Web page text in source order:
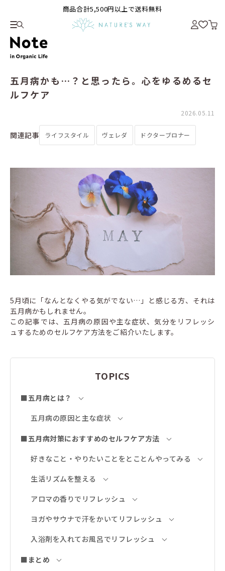
商品合計5,500円以上で送料無料
五月病かも…？と思ったら。心をゆるめるセ
ルフケア
2026.05.11
関連記事 ライフスタイル ヴェレダ ドクターブロナー
5月頃に「なんとなくやる気がでない…」と感じる方、それは
五月病かもしれません。
この記事では、五月病の原因や主な症状、気分をリフレッシ
ュするためのセルフケア方法をご紹介いたします。
TOPICS
■五月病とは？
五月病の原因と主な症状
■五月病対策におすすめのセルフケア方法
好きなこと・やりたいことをとことんやってみる
生活リズムを整える
アロマの香りでリフレッシュ
ヨガやサウナで汗をかいてリフレッシュ
入浴剤を入れてお風呂でリフレッシュ
■まとめ